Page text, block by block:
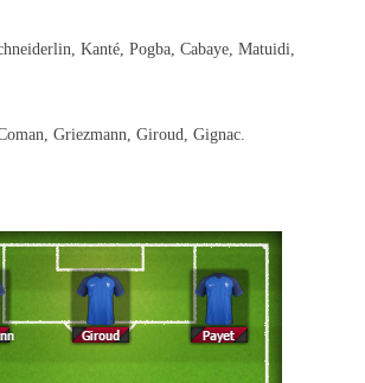
Kanté, Pogba, Cabaye, Matuidi,
Griezmann, Giroud, Gignac.